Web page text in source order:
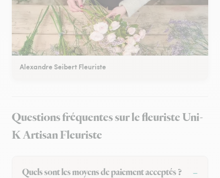
Alexandre Seibert Fleuriste
Questions fréquentes sur le fleuriste Uni-
K Artisan Fleuriste
Quels sont les moyens de paiement acceptés ?